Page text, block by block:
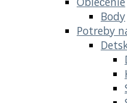
Body
Potreby